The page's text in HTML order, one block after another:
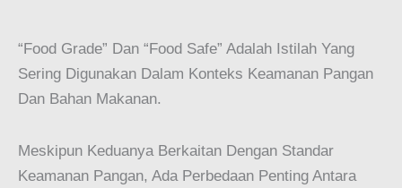
“Food Grade” Dan “food Safe” Adalah Istilah Yang
Sering Digunakan Dalam Konteks Keamanan Pangan
Dan Bahan Makanan.
Meskipun Keduanya Berkaitan Dengan Standar
Keamanan Pangan, Ada Perbedaan Penting Antara